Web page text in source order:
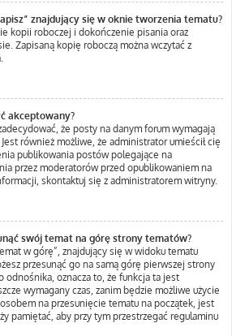
znajdujący się w oknie tworzenia tematu?
kopii roboczej i dokończenie pisania oraz
Zapisaną kopię roboczą można wczytać z
akceptowany?
że posty na danym forum wymagają
również możliwe, że administrator umieścił cię
publikowania postów polegające na
przez moderatorów przed opublikowaniem na
skontaktuj się z administratorem witryny.
swój temat na górę strony tematów?
w górę”, znajdujący się w widoku tematu
przesunąć go na samą górę pierwszej strony
odnośnika, oznacza to, że funkcja ta jest
wymagany czas, zanim będzie możliwe użycie
na przesunięcie tematu na początek, jest
pamiętać, aby przy tym przestrzegać regulaminu